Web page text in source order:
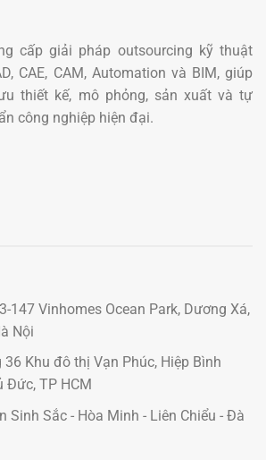
cấp giải pháp outsourcing kỹ thuật
CAE, CAM, Automation và BIM, giúp
thiết kế, mô phỏng, sản xuất và tự
công nghiệp hiện đại.
147 Vinhomes Ocean Park, Dương Xá,
Nội
Khu đô thị Vạn Phúc, Hiệp Bình
Đức, TP HCM
Sinh Sắc - Hòa Minh - Liên Chiểu - Đà